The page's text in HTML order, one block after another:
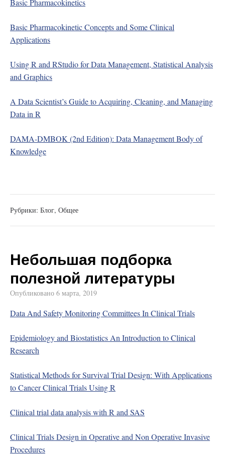
Basic Pharmacokinetics
Basic Pharmacokinetic Concepts and Some Clinical
Applications
Using R and RStudio for Data Management, Statistical Analysis
and Graphics
A Data Scientist’s Guide to Acquiring, Cleaning, and Managing
Data in R
DAMA-DMBOK (2nd Edition): Data Management Body of
Knowledge
Рубрики: Блог, Общее
Небольшая подборка
полезной литературы
Опубликовано 6 марта, 2019
Data And Safety Monitoring Committees In Clinical Trials
Epidemiology and Biostatistics An Introduction to Clinical
Research
Statistical Methods for Survival Trial Design: With Applications
to Cancer Clinical Trials Using R
Clinical trial data analysis with R and SAS
Clinical Trials Design in Operative and Non Operative Invasive
Procedures